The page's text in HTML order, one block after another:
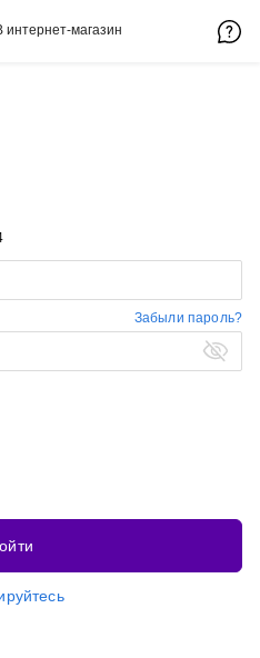
интернет-магазин
Забыли пароль?